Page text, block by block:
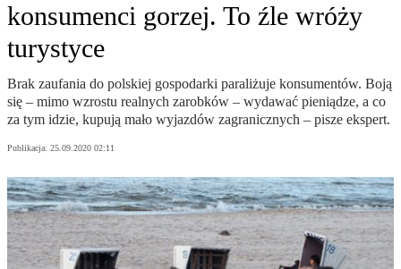
konsumenci gorzej. To źle wróży
turystyce
Brak zaufania do polskiej gospodarki paraliżuje konsumentów. Boją
się – mimo wzrostu realnych zarobków – wydawać pieniądze, a co
za tym idzie, kupują mało wyjazdów zagranicznych – pisze ekspert.
Publikacja: 25.09.2020 02:11